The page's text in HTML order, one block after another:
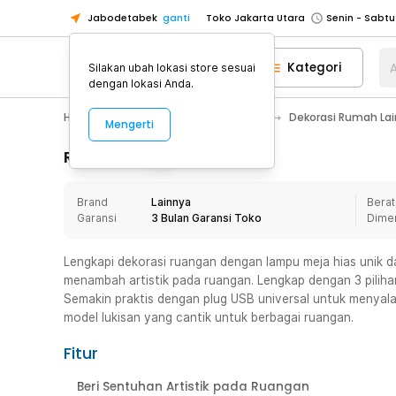
Jabodetabek ganti Toko Jakarta Utara
Toko Tangerang
Toko Cikupa
Pick n Go Jakarta Barat
Senin -
Pick n Go Bekasi
Senin - Jumat
Senin - Jumat
Senin -
Senin -
Toko Tangerang
Toko Cikupa
Pick n Go Jakarta Barat
Senin -
Senin - Jumat
Kategori
Home Appliance Dekorasi Rumah
Rincian Produk
Brand
Lainnya
Garansi
3 Bulan Garansi Toko
Lengkapi dekorasi ruangan dengan lampu meja hias unik
menambah artistik pada ruangan. Lengkap dengan 3
Semakin praktis dengan plug USB universal untuk
model lukisan yang cantik untuk berbagai ruangan.
Fitur
Beri Sentuhan Artistik pada Ruangan
Silakan ubah lokasi store sesuai
dengan lokasi Anda.
Mengerti